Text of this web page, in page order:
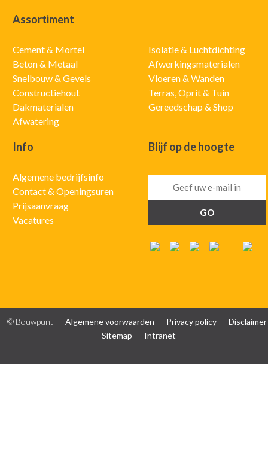
Assortiment
Cement & Mortel
Beton & Metaal
Snelbouw & Gevels
Constructiehout
Dakmaterialen
Afwatering
Isolatie & Luchtdichting
Afwerkingsmaterialen
Vloeren & Wanden
Terras, Oprit & Tuin
Gereedschap & Shop
Info
Algemene bedrijfsinfo
Contact & Openingsuren
Prijsaanvraag
Vacatures
Blijf op de hoogte
© Bouwpunt Algemene voorwaarden Privacy policy
Disclaimer
Sitemap
Intranet